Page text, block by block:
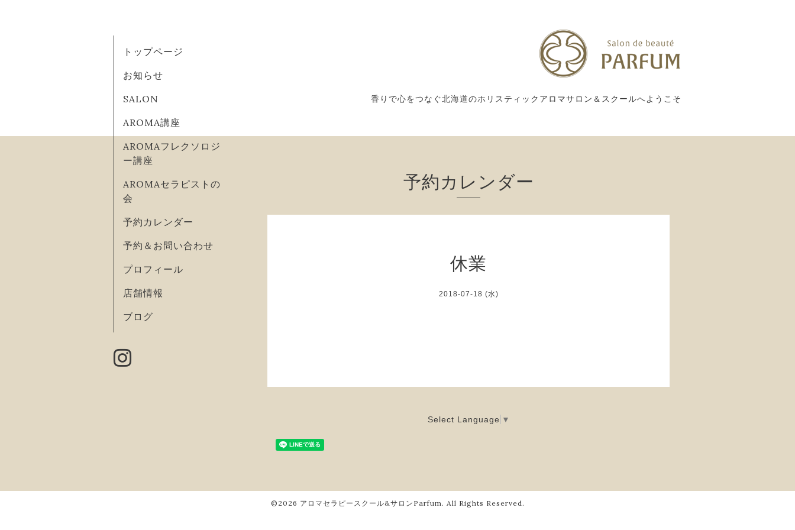
香りで心をつなぐ北海道のホリスティックアロマサロン＆スクールへようこそ
トップページ
お知らせ
SALON
AROMA講座
AROMAフレクソロジ
ー講座
AROMAセラピストの
会
予約カレンダー
予約＆お問い合わせ
プロフィール
店舗情報
ブログ
予約カレンダー
休業
2018-07-18 (水)
Select Language ▼
©2026 アロマセラピースクール&サロンParfum . All Rights Reserved.